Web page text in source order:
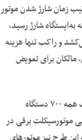
زمان شارژ شدن موتور
شارژ رسید،
ادامه دهد. این فرایند کمتر از ۳۰ ثانیه طول می‌کشد و راکب تنها هزینه
مالکان برای تعویض
وی به توافق شهرداری تهران با شرکت ملی پست اشاره کرده و اعلام کرد در این طرح بنا است همه ۷۰۰ دستگاه
موتورسیکلت برقی در